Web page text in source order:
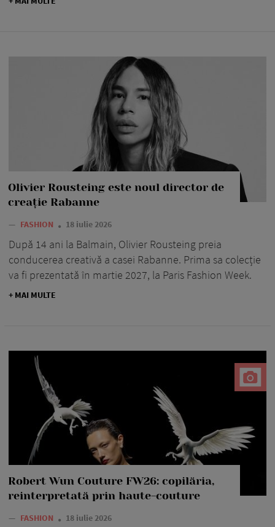
Olivier Rousteing este noul director de
creație Rabanne
— FASHION 18 iulie 2026
După 14 ani la Balmain, Olivier Rousteing preia
conducerea creativă a casei Rabanne. Prima sa colecție
va fi prezentată în martie 2027, la Paris Fashion Week.
+ MAI MULTE
Robert Wun Couture FW26: copilăria,
reinterpretată prin haute-couture
— FASHION 18 iulie 2026